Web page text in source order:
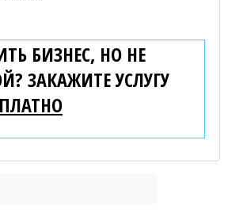
БИЗНЕС, НО НЕ
ЗАКАЖИТЕ УСЛУГУ